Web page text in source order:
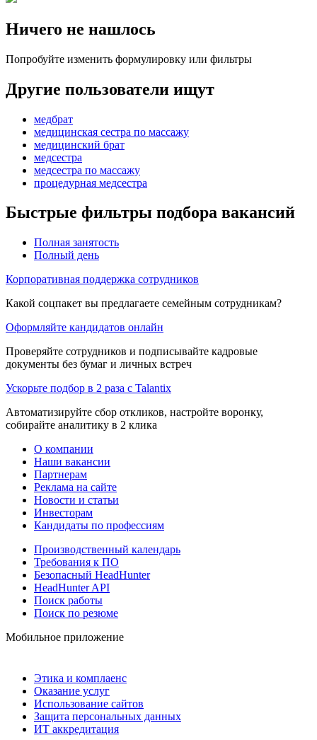
Ничего не нашлось
Попробуйте изменить формулировку или фильтры
Другие пользователи ищут
медбрат
медицинская сестра по массажу
медицинский брат
медсестра
медсестра по массажу
процедурная медсестра
Быстрые фильтры подбора вакансий
Полная занятость
Полный день
Корпоративная поддержка сотрудников
Какой соцпакет вы предлагаете семейным сотрудникам?
Оформляйте кандидатов онлайн
Проверяйте сотрудников и подписывайте кадровые
документы без бумаг и личных встреч
Ускорьте подбор в 2 раза с Talantix
Автоматизируйте сбор откликов, настройте воронку,
собирайте аналитику в 2 клика
О компании
Наши вакансии
Партнерам
Реклама на сайте
Новости и статьи
Инвесторам
Кандидаты по профессиям
Производственный календарь
Требования к ПО
Безопасный HeadHunter
HeadHunter API
Поиск работы
Поиск по резюме
Мобильное приложение
Этика и комплаенс
Оказание услуг
Использование сайтов
Защита персональных данных
ИТ аккредитация